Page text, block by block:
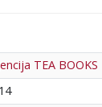
TEA BOOKS